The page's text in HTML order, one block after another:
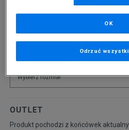
cena rekomendowana przez producenta
PRODUKT NIEDOSTĘPNY
Wybierz rozmiar
OUTLET
Produkt pochodzi z końcówek
Odrzuć
OK